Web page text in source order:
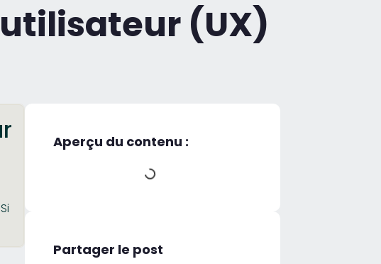
utilisateur (UX)
Aperçu du contenu :
Partager le post